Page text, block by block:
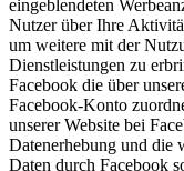
eingeblendeten
Nutzer über Ihre
um weitere mit der
Dienstleistungen zu
Facebook die über
Facebook-Konto
unserer Website bei
Datenerhebung und die
Daten durch Facebook